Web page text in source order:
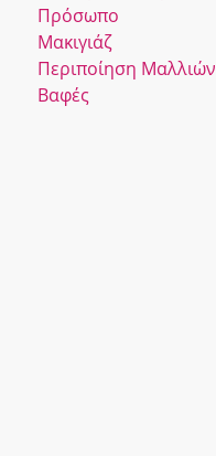
Πρόσωπο
Μακιγιάζ
Περιποίηση Μαλλιών
Βαφές